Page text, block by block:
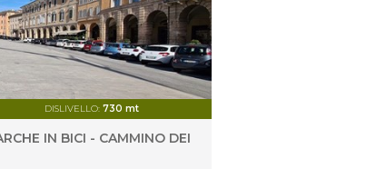
DISLIVELLO:730 mt
IN BICI - CAMMINO DEI